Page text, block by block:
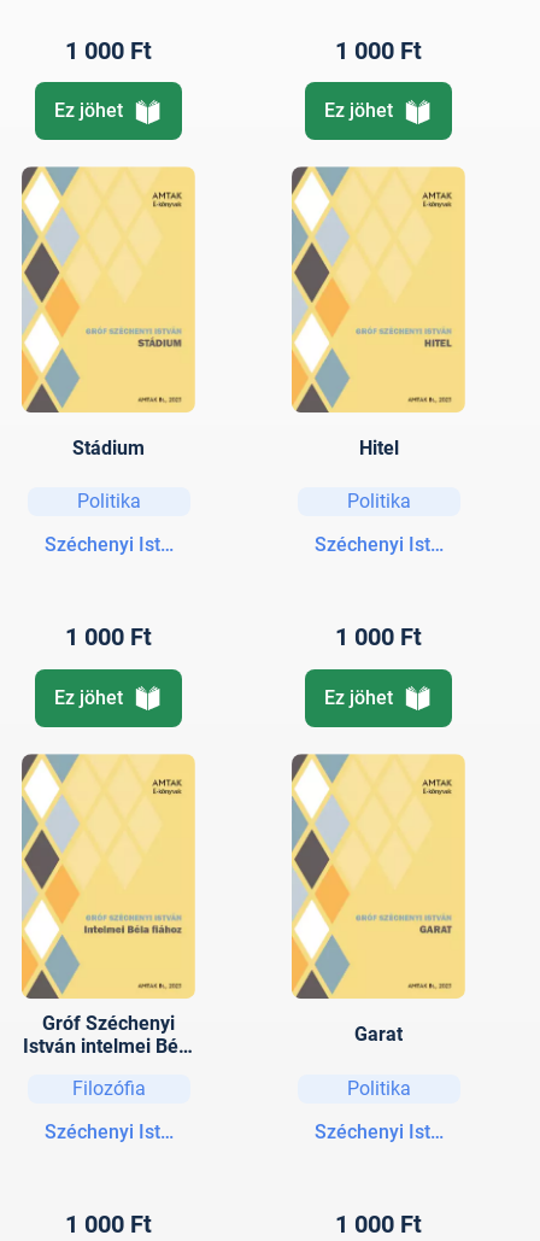
1 000 Ft
Ez jöhet
1 000 Ft
Ez jöhet
Stádium
Politika
Széchenyi István gróf
1 000 Ft
Ez jöhet
Hitel
Politika
Széchenyi István gróf
1 000 Ft
Ez jöhet
Gróf Széchenyi
István intelmei Béla
Filozófia
Széchenyi István gróf
1 000 Ft
Garat
Politika
Széchenyi István gróf
1 000 Ft